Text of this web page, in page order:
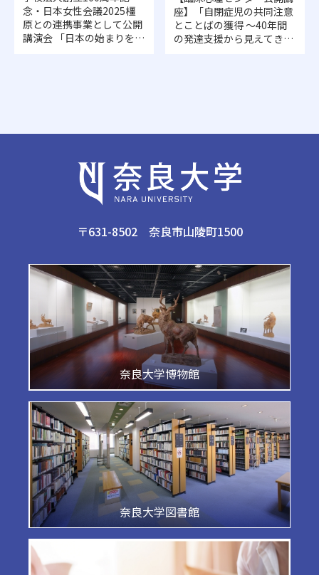
念・日本女性会議2025橿
原との連携事業として公開
講演会 「日本の始まりを生
座】「自閉症児の共同注意
とことばの獲得 ～40年間
の発達支援から見えてきた
〒631-8502 奈良市山陵町1500
奈良大学博物館
奈良大学図書館